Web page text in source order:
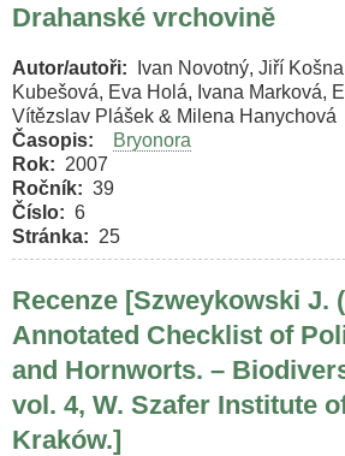
Drahanské vrchovině
Autor/autoři
Ivan Novotný, Jiří
Kubešová, Eva Holá, Ivana Marková,
Vítězslav Plášek & Milena Hanychová
Časopis
Bryonora
Rok
2007
Ročník
39
Číslo
6
Stránka
25
Recenze [Szweykowski J.
Annotated Checklist of
and Hornworts. –
vol. 4, W. Szafer Institute
Kraków.]